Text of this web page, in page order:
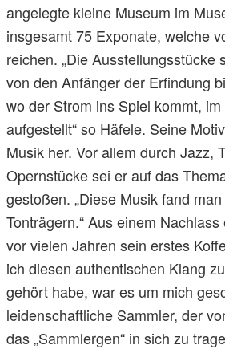
angelegte kleine Museum im
insgesamt 75 Exponate, welche
reichen. „Die Ausstellungsstücke
von den Anfänger der Erfindung
wo der Strom ins Spiel kommt,
aufgestellt“ so Häfele. Seine
Musik her. Vor allem durch Jazz,
Opernstücke sei er auf das
gestoßen. „Diese Musik fand
Tonträgern.“ Aus einem
vor vielen Jahren sein erstes
ich diesen authentischen Klang
gehört habe, war es um mich
leidenschaftliche Sammler, der
das „Sammlergen“ in sich zu